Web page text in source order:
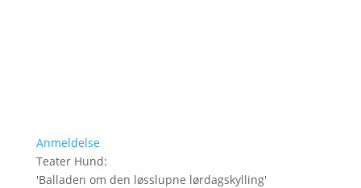
Anmeldelse
Teater Hund:
'Balladen om den løsslupne lørdagskylling'